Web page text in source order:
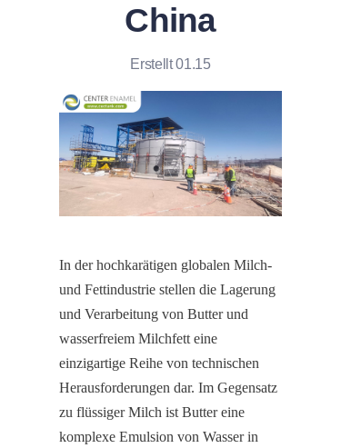
China
Erstellt 01.15
In der hochkarätigen globalen Milch-
und Fettindustrie stellen die Lagerung
und Verarbeitung von Butter und
wasserfreiem Milchfett eine
einzigartige Reihe von technischen
Herausforderungen dar. Im Gegensatz
zu flüssiger Milch ist Butter eine
komplexe Emulsion von Wasser in